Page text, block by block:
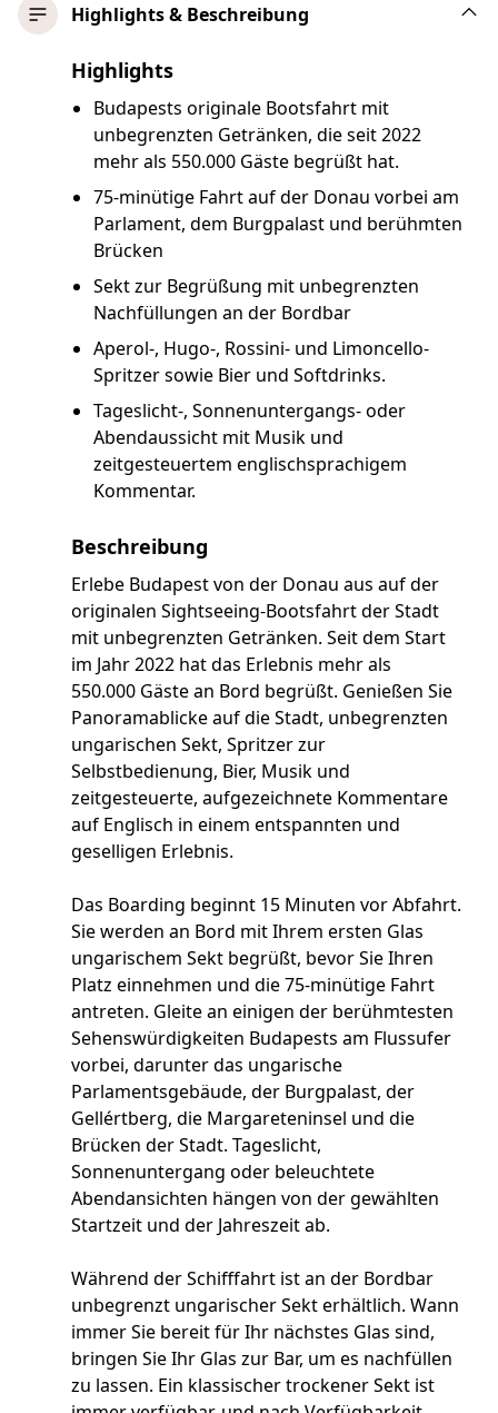
Highlights & Beschreibung
Highlights
Budapests originale Bootsfahrt mit
unbegrenzten Getränken, die seit 2022
mehr als 550.000 Gäste begrüßt hat.
75-minütige Fahrt auf der Donau vorbei am
Parlament, dem Burgpalast und berühmten
Brücken
Sekt zur Begrüßung mit unbegrenzten
Nachfüllungen an der Bordbar
Aperol-, Hugo-, Rossini- und Limoncello-
Spritzer sowie Bier und Softdrinks.
Tageslicht-, Sonnenuntergangs- oder
Abendaussicht mit Musik und
zeitgesteuertem englischsprachigem
Kommentar.
Beschreibung
Erlebe Budapest von der Donau aus auf der
originalen Sightseeing-Bootsfahrt der Stadt
mit unbegrenzten Getränken. Seit dem Start
im Jahr 2022 hat das Erlebnis mehr als
550.000 Gäste an Bord begrüßt. Genießen Sie
Panoramablicke auf die Stadt, unbegrenzten
ungarischen Sekt, Spritzer zur
Selbstbedienung, Bier, Musik und
zeitgesteuerte, aufgezeichnete Kommentare
auf Englisch in einem entspannten und
geselligen Erlebnis.
Das Boarding beginnt 15 Minuten vor Abfahrt.
Sie werden an Bord mit Ihrem ersten Glas
ungarischem Sekt begrüßt, bevor Sie Ihren
Platz einnehmen und die 75-minütige Fahrt
antreten. Gleite an einigen der berühmtesten
Sehenswürdigkeiten Budapests am Flussufer
vorbei, darunter das ungarische
Parlamentsgebäude, der Burgpalast, der
Gellértberg, die Margareteninsel und die
Brücken der Stadt. Tageslicht,
Sonnenuntergang oder beleuchtete
Abendansichten hängen von der gewählten
Startzeit und der Jahreszeit ab.
Während der Schifffahrt ist an der Bordbar
unbegrenzt ungarischer Sekt erhältlich. Wann
immer Sie bereit für Ihr nächstes Glas sind,
bringen Sie Ihr Glas zur Bar, um es nachfüllen
zu lassen. Ein klassischer trockener Sekt ist